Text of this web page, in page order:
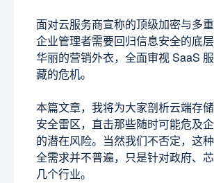
面对云服务商宣称的顶级加密与多重
企业管理者需要回归信息安全的底
华丽的营销外衣，全面审视 SaaS
藏的危机。
本篇文章，我将为大家剖析云端存
安全雷区，直击那些随时可能危及
的潜在风险。当然我们不否定，这
全需求并不普遍，只是针对政府、
几个行业。